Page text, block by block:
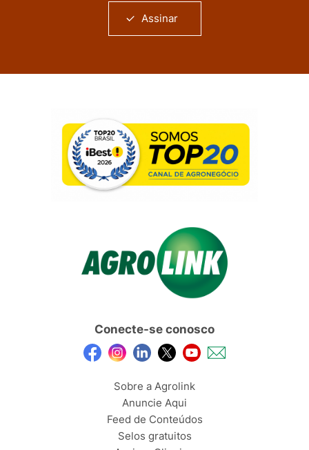
Assinar
Conecte-se conosco
Sobre a Agrolink
Anuncie Aqui
Feed de Conteúdos
Selos gratuitos